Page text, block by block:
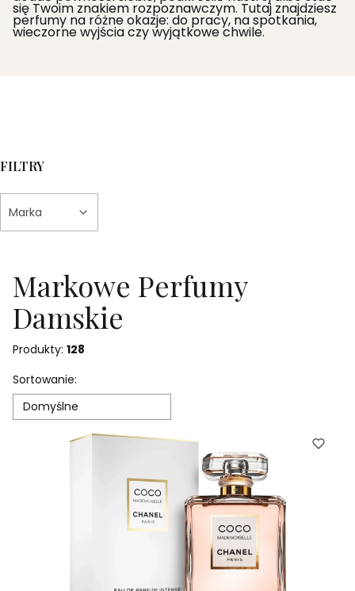
się Twoim znakiem rozpoznawczym. Tutaj znajdziesz
perfumy na różne okazje: do pracy, na spotkania,
wieczorne wyjścia czy wyjątkowe chwile.
FILTRY
Marka
Markowe Perfumy
Damskie
Produkty: 128
Lista produktów
Sortowanie:
Domyślne